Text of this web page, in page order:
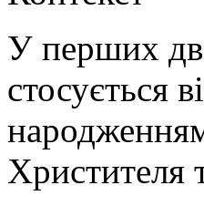
У перших
стосується
Христителя